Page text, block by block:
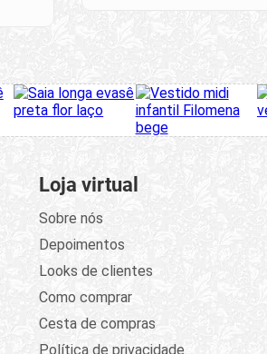
Loja virtual
Sobre nós
Depoimentos
Looks de clientes
Como comprar
Cesta de compras
Política de privacidade